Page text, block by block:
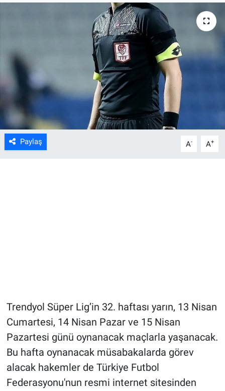
Paylaş A- A+
Trendyol Süper Lig’in 32. haftası yarın, 13 Nisan
Cumartesi, 14 Nisan Pazar ve 15 Nisan
Pazartesi günü oynanacak maçlarla yaşanacak.
Bu hafta oynanacak müsabakalarda görev
alacak hakemler de Türkiye Futbol
Federasyonu'nun resmi internet sitesinden